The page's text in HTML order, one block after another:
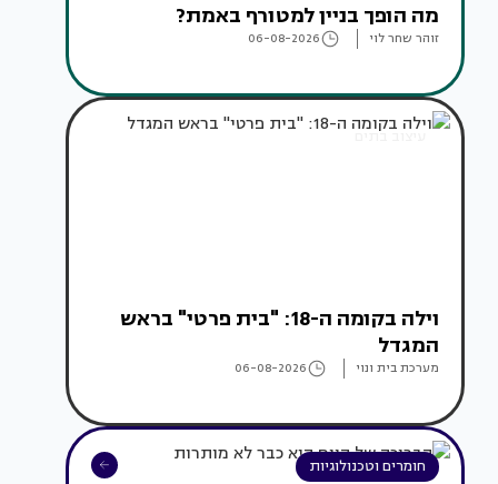
מה הופך בניין למטורף באמת?
זוהר שחר לוי 06-08-2026
עיצוב בתים
וילה בקומה ה-18: "בית פרטי" בראש
המגדל
מערכת בית ונוי 06-08-2026
חומרים וטכנולוגיות